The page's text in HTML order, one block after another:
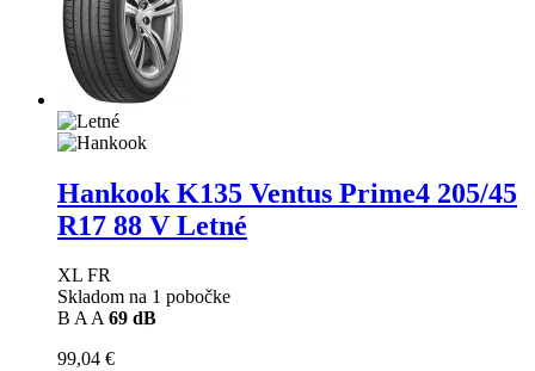
Hankook K135 Ventus Prime4 205/45
R17 88 V Letné
XL FR
Skladom na 1 pobočke
B AA69 dB
99,04 €